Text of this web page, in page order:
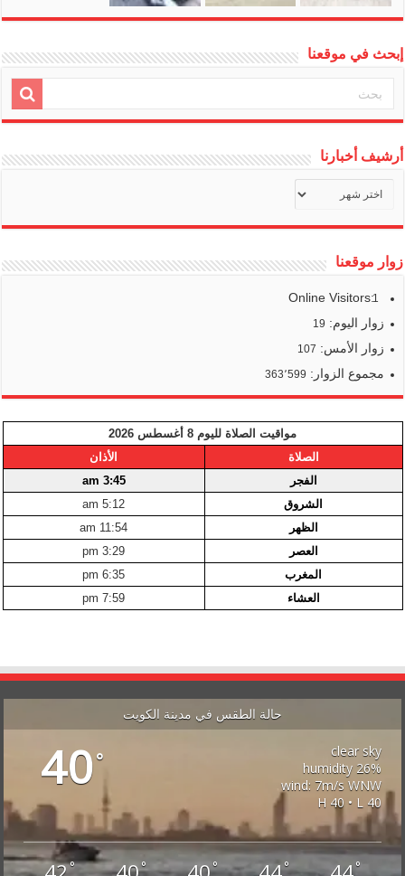
إبحث في موقعنا
أرشيف أخبارنا
أخبارنا
زوار موقعنا
Online Visitors:1
زوار اليوم: 19
زوار الأمس: 107
مجموع الزوار: 363٬599
مواقيت الصلاة لليوم 8 أغسطس 2026
الصلاة
الأذان
الفجر
3:45 am
الشروق
5:12 am
الظهر
11:54 am
العصر
3:29 pm
المغرب
6:35 pm
العشاء
7:59 pm
حالة الطقس في مدينة الكويت
40°
clear sky
26% humidity
wind: 7m/s WNW
H 40 • L 40
° ° ° ° °